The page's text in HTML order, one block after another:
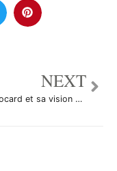
NEXT
Michel Rocard et sa vision de la crise